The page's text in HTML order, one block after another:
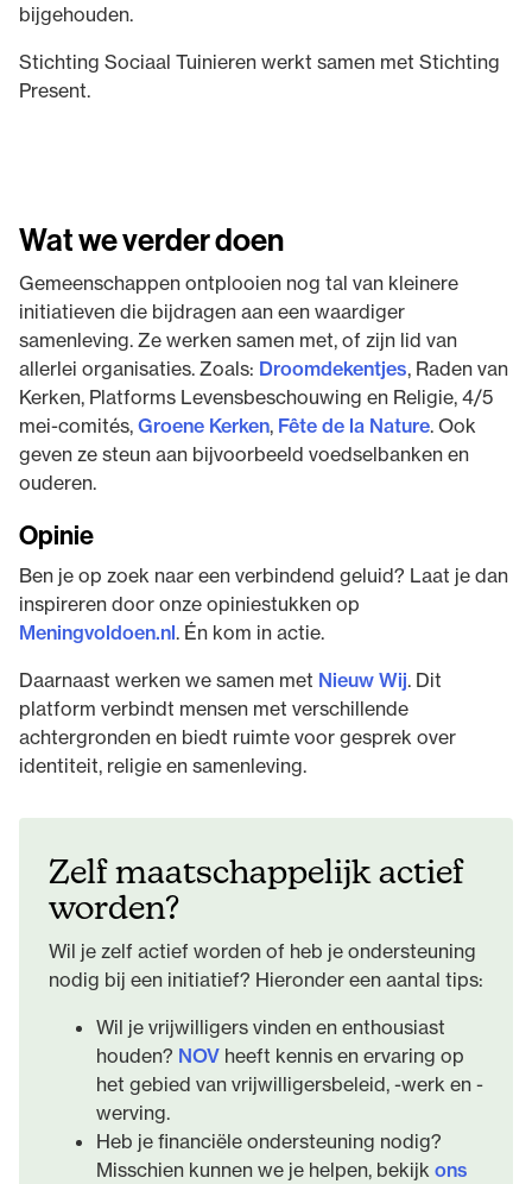
bijgehouden.
Stichting Sociaal Tuinieren werkt samen met Stichting
Present.
Wat we verder doen
Gemeenschappen ontplooien nog tal van kleinere
initiatieven die bijdragen aan een waardiger
samenleving. Ze werken samen met, of zijn lid van
allerlei organisaties. Zoals: Droomdekentjes, Raden van
Kerken, Platforms Levensbeschouwing en Religie, 4/5
mei-comités, Groene Kerken, Fête de la Nature. Ook
geven ze steun aan bijvoorbeeld voedselbanken en
ouderen.
Opinie
Ben je op zoek naar een verbindend geluid? Laat je dan
inspireren door onze opiniestukken op
Meningvoldoen.nl. Én kom in actie.
Daarnaast werken we samen met Nieuw Wij. Dit
platform verbindt mensen met verschillende
achtergronden en biedt ruimte voor gesprek over
identiteit, religie en samenleving.
Zelf maatschappelijk actief
worden?
Wil je zelf actief worden of heb je ondersteuning
nodig bij een initiatief? Hieronder een aantal tips:
Wil je vrijwilligers vinden en enthousiast
houden? NOV heeft kennis en ervaring op
het gebied van vrijwilligersbeleid, -werk en -
werving.
Heb je financiële ondersteuning nodig?
Misschien kunnen we je helpen, bekijk ons